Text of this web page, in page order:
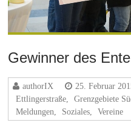
Gewinner des
authorIX 25. Februar
Ettlingerstraße
Grenzgebiete
Meldungen
Soziales Vereine